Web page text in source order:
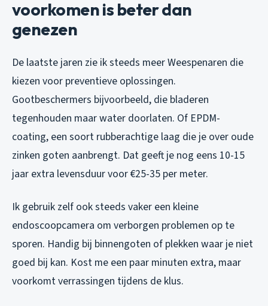
voorkomen is beter dan
genezen
De laatste jaren zie ik steeds meer Weespenaren die
kiezen voor preventieve oplossingen.
Gootbeschermers bijvoorbeeld, die bladeren
tegenhouden maar water doorlaten. Of EPDM-
coating, een soort rubberachtige laag die je over oude
zinken goten aanbrengt. Dat geeft je nog eens 10-15
jaar extra levensduur voor €25-35 per meter.
Ik gebruik zelf ook steeds vaker een kleine
endoscoopcamera om verborgen problemen op te
sporen. Handig bij binnengoten of plekken waar je niet
goed bij kan. Kost me een paar minuten extra, maar
voorkomt verrassingen tijdens de klus.